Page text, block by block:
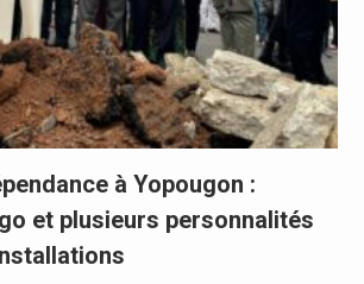
à Yopougon :
et plusieurs personnalités